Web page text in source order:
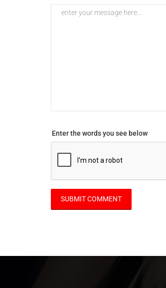
Enter the words you see below